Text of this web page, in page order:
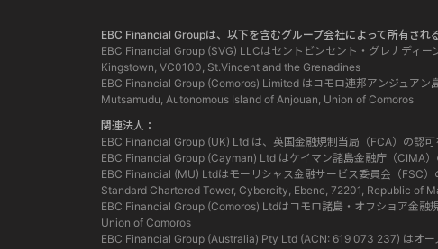
EBC Financial Groupは、以下を含むグループ会社によって所有され
EBC Financial Group (SVG) LLCはセントビンセント・グレナディ
Kingstown, VC0100, St.Vincent and the Grenadines
EBC Financial Group (Comoros) Limited はコモロ連邦アンジュア
Mutsamudu, Autonomous Island of Anjouan, Union of Comoros
関連法人：
EBC Financial Group (UK) Ltd は、英国金融規制当局（FCA）の認
EBC Financial Group (Cayman) Ltd はケイマン諸島金融庁（CIMA
EBC Financial (MU) Ltdはモーリシャス金融サービス委員会（FSC
Standard Chartered Tower, Cybercity, Ebene, 72201, Republic of
EBC Financial Group (Comoros) Ltdはコモロ諸島・オフショア金
Union of Comoros
EBC Financial Group (Australia) Pty Ltd (ACN: 619 073 237) はオ